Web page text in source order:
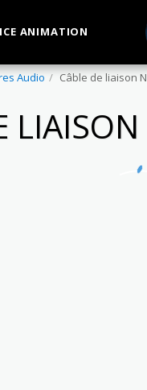
ANIMATION
Audio Câble de liaison